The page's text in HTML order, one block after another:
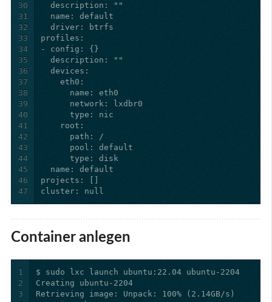
30
31
32
33
34
35
36
37
38
39
40
41
42
43
44
45
46
47
cluster: null
Container anlegen
1
2
3